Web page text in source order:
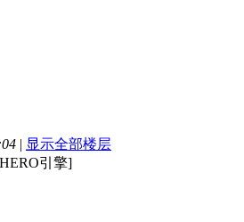
| 显示全部楼层
引擎]